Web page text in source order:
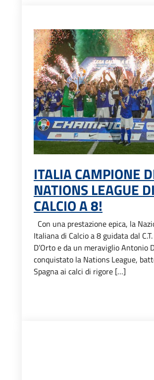
ITALIA CAMPIONE
NATIONS LEAGUE DI
CALCIO A 8!
Con una prestazione epica, la
Italiana di Calcio a 8 guidata dal
D’Orto e da un meraviglio Antonio
conquistato la Nations League,
Spagna ai calci di rigore […]